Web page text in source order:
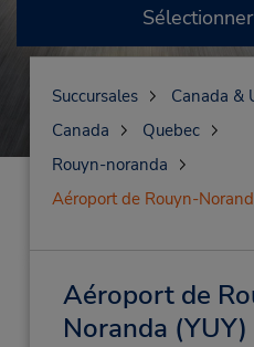
Succursales
Canada &
Canada
Quebec
Rouyn-noranda
Aéroport de Rouyn-
Aéroport de
Noranda (YUY)